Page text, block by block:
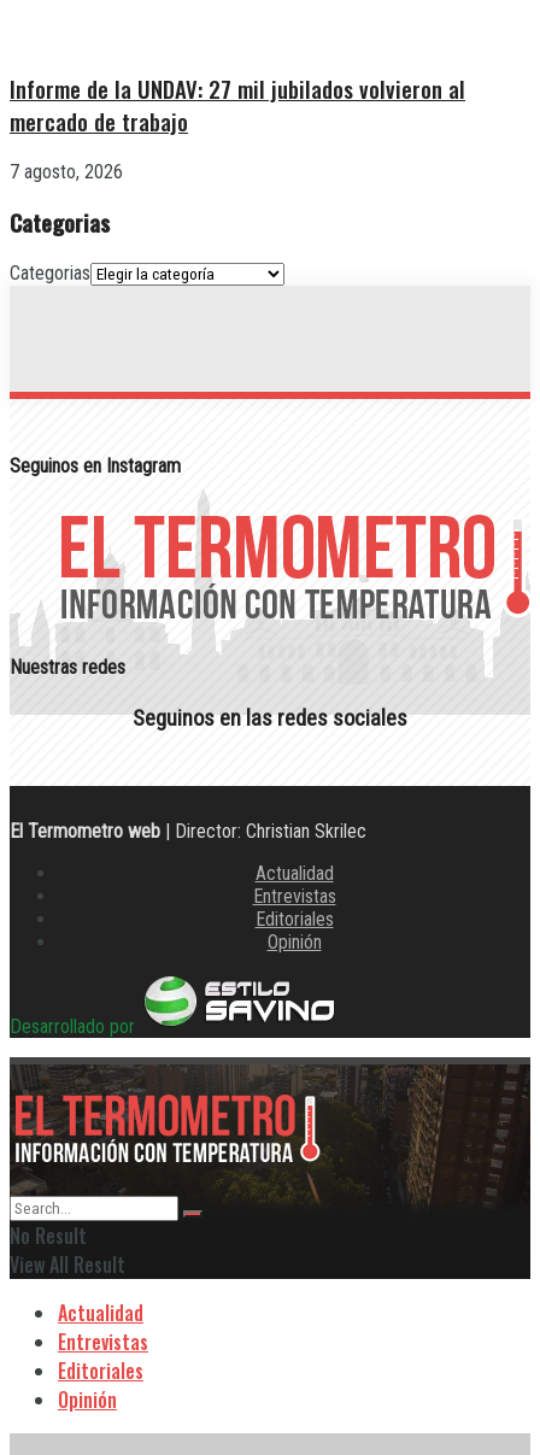
Informe de la UNDAV: 27 mil jubilados volvieron al
mercado de trabajo
7 agosto, 2026
Categorias
Categorias
Seguinos en Instagram
Nuestras redes
Seguinos en las redes sociales
El Termometro web | Director: Christian Skrilec
Actualidad
Entrevistas
Editoriales
Opinión
Desarrollado por
No Result
View All Result
Actualidad
Entrevistas
Editoriales
Opinión